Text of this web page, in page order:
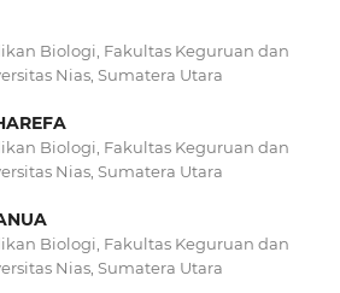
Biologi, Fakultas Keguruan dan
Nias, Sumatera Utara
Biologi, Fakultas Keguruan dan
Nias, Sumatera Utara
Biologi, Fakultas Keguruan dan
Nias, Sumatera Utara